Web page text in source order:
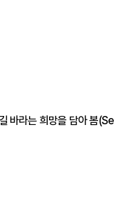
바라는 희망을 담아 봄